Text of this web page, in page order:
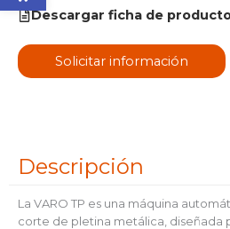
Descargar ficha de
Solicitar información
Descripción
La VARO TP es una máquina
corte de pletina metálica, diseñada